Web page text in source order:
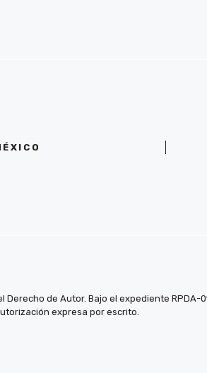
de Autor. Bajo el expediente
expresa por escrito.